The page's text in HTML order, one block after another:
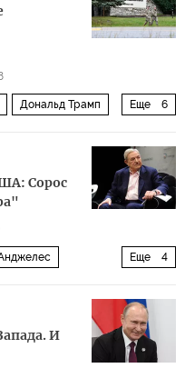
Еще 6
Дональд Трамп
Сорос
Еще 4
И